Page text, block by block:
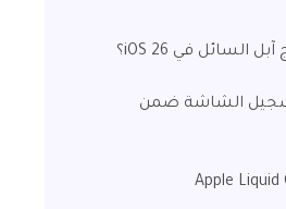
تسجيل الشاشة ضمن